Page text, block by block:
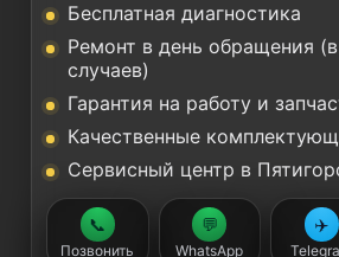
Бесплатная диагностика
Ремонт в день обращения
случаев)
Гарантия на работу и
Качественные
Сервисный центр в
📞
Позвонить
💬
WhatsApp
✈️